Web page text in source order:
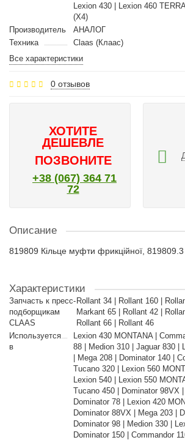
Lexion 430 | Lexion 460
(X4)
Производитель
АНАЛОГ
Техника
Claas (Клаас)
Все характеристики
0 отзывов
ХОТИТЕ
ДЕШЕВЛЕ
ПОЗВОНИТЕ
+38 (067) 364 71
72
Описание
819809 Кільце муфти фрикційної, 819809.3
Характеристики
Запчасть к пресс-
подборщикам
CLAAS
Rollant 34 | Rollant 160 |
Markant 65 | Rollant 42 |
Rollant 66 | Rollant 46
Используется
в
Lexion 430 MONTANA |
88 | Medion 310 | Jaguar 830 |
| Mega 208 | Dominator 140 |
Tucano 320 | Lexion 560
Lexion 540 | Lexion 550
Tucano 450 | Dominator 98VX |
Dominator 78 | Lexion 420
Dominator 88VX | Mega 203 |
Dominator 98 | Medion 330 |
Dominator 150 | Commandor